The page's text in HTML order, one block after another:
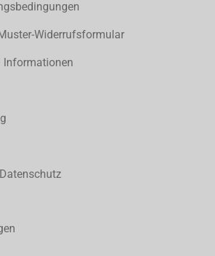
Widerrufsformular
Informationen